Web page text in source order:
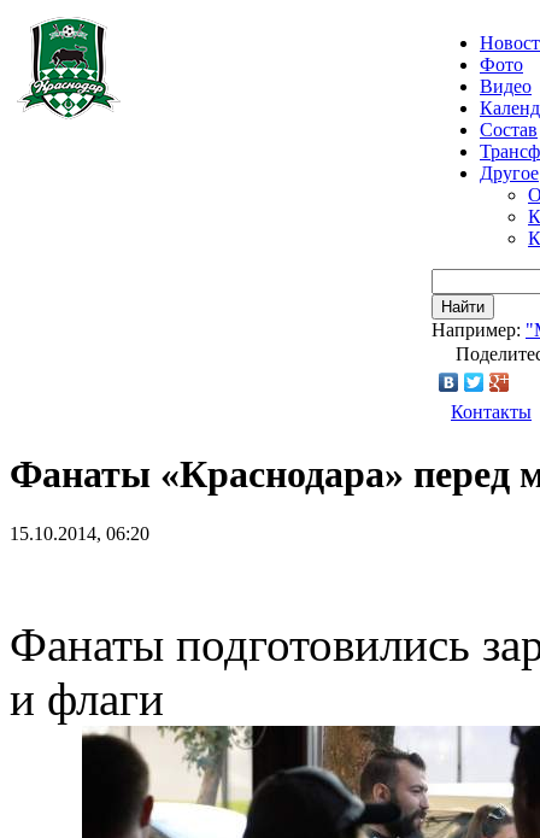
Фото
Видео
Состав
Другое
Найти
Например:
Контакты
Фанаты «Краснодара»
15.10.2014, 06:20
Фанаты подготовились
и флаги